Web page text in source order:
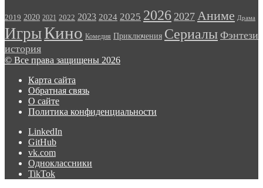
2019 2020 2021 2022 2023 2024 2025 2026 2027 Аниме Драма
ИгрыКино Комедия Приключения Сериалы Фэнтези
история
© Все права защищены 2026
Карта сайта
Обратная связь
О сайте
Политика конфиденциальности
LinkedIn
GitHub
vk.com
Одноклассники
TikTok